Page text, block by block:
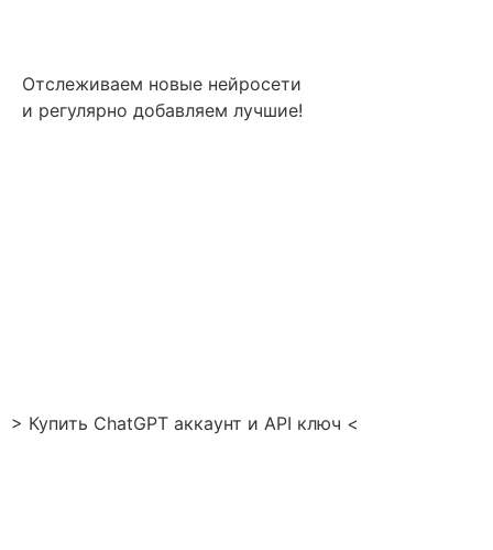
Отслеживаем новые нейросети
и регулярно добавляем лучшие!
> Купить ChatGPT аккаунт и API ключ <